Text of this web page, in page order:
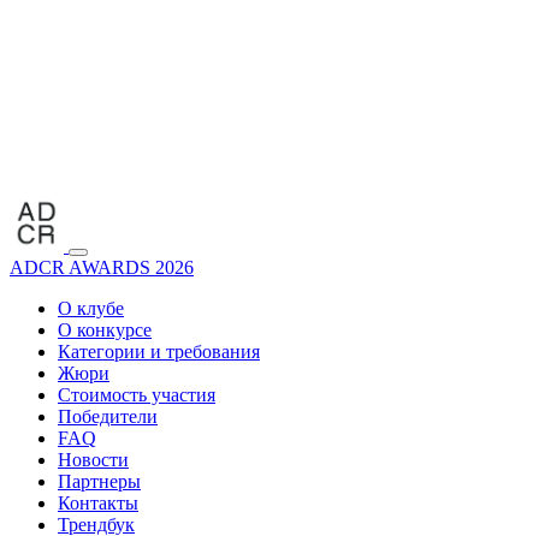
ADCR AWARDS 2026
О клубе
О конкурсе
Категории и требования
Жюри
Стоимость участия
Победители
FAQ
Новости
Партнеры
Контакты
Трендбук